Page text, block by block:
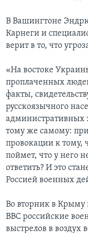
В Вашингтоне
Карнеги и
верит в то, что
«На востоке
проплаченных
факты,
русскоязычного
административных
тому же самому:
провокации к тому,
поймет, что у него
ответить? И это
Россией военных
Во вторник в Крыму
ВВС российские
выстрелов в воздух